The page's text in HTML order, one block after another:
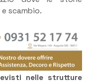
scambio.
nelle strutture